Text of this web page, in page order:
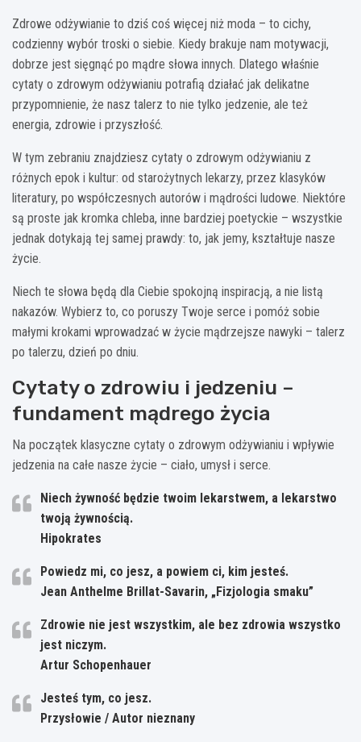
Zdrowe odżywianie to dziś coś więcej niż moda – to cichy,
codzienny wybór troski o siebie. Kiedy brakuje nam motywacji,
dobrze jest sięgnąć po mądre słowa innych. Dlatego właśnie
cytaty o zdrowym odżywianiu potrafią działać jak delikatne
przypomnienie, że nasz talerz to nie tylko jedzenie, ale też
energia, zdrowie i przyszłość.
W tym zebraniu znajdziesz cytaty o zdrowym odżywianiu z
różnych epok i kultur: od starożytnych lekarzy, przez klasyków
literatury, po współczesnych autorów i mądrości ludowe. Niektóre
są proste jak kromka chleba, inne bardziej poetyckie – wszystkie
jednak dotykają tej samej prawdy: to, jak jemy, kształtuje nasze
życie.
Niech te słowa będą dla Ciebie spokojną inspiracją, a nie listą
nakazów. Wybierz to, co poruszy Twoje serce i pomóż sobie
małymi krokami wprowadzać w życie mądrzejsze nawyki – talerz
po talerzu, dzień po dniu.
Cytaty o zdrowiu i jedzeniu –
fundament mądrego życia
Na początek klasyczne cytaty o zdrowym odżywianiu i wpływie
jedzenia na całe nasze życie – ciało, umysł i serce.
Niech żywność będzie twoim lekarstwem, a lekarstwo
twoją żywnością.
Hipokrates
Powiedz mi, co jesz, a powiem ci, kim jesteś.
Jean Anthelme Brillat-Savarin, „Fizjologia smaku”
Zdrowie nie jest wszystkim, ale bez zdrowia wszystko
jest niczym.
Artur Schopenhauer
Jesteś tym, co jesz.
Przysłowie / Autor nieznany